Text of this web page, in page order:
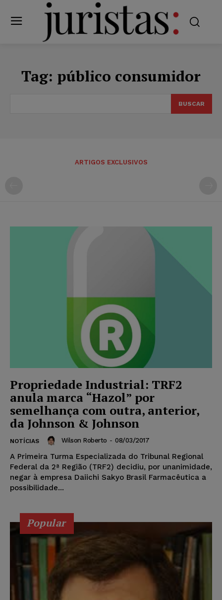
Tag: público consumidor
BUSCAR
ARTIGOS EXCLUSIVOS
Propriedade Industrial: TRF2
anula marca “Hazol” por
semelhança com outra, anterior,
da Johnson & Johnson
NOTÍCIAS Wilson Roberto - 08/03/2017
A Primeira Turma Especializada do Tribunal Regional
Federal da 2ª Região (TRF2) decidiu, por unanimidade,
negar à empresa Daiichi Sakyo Brasil Farmacêutica a
possibilidade...
Popular